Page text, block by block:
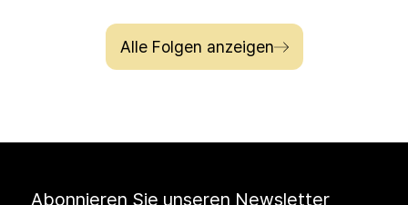
vorbeischrammen. Ein Satz, der bleibt: „Es ist
letztendlich einfach Klassenkampf.“
Alle Folgen anzeigen
Abonnieren Sie unseren Newsletter